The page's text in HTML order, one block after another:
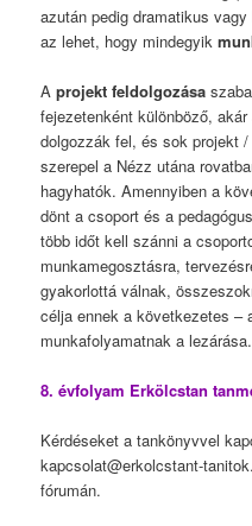
azután pedig dramatikus
az lehet, hogy mindegyik
Aprojekt feldolgozása
fejezetenként különböző,
dolgozzák fel, és sok projekt
szerepel a Nézz utána
hagyhatók. Amennyiben a
dönt a csoport és a
több időt kell szánni a
munkamegosztásra,
gyakorlottá válnak,
célja ennek a következetes –
munkafolyamatnak a lezárása.
8. évfolyam Erkölcstan
Kérdéseket a tankönyvvel
kapcsolat@erkolcstant-
fórumán.